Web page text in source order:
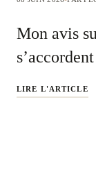
Mon avis
LIRE L'ARTICLE